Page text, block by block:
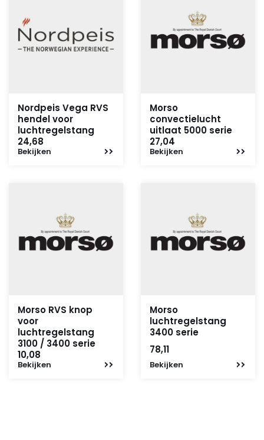
Nordpeis Vega RVS
hendel voor
luchtregelstang
24,68
Bekijken
Morso
convectielucht
uitlaat 5000 serie
27,04
Bekijken
Morso RVS knop
voor
luchtregelstang
3100 / 3400 serie
10,08
Bekijken
Morso
luchtregelstang
3400 serie
78,11
Bekijken